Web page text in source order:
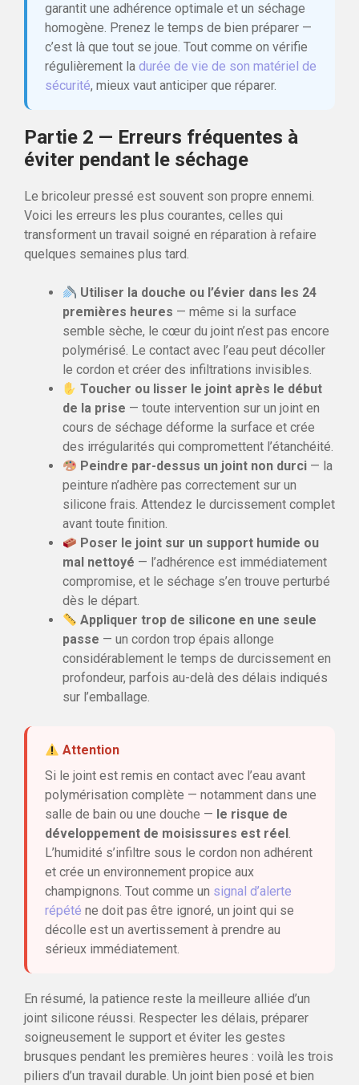
garantit une adhérence optimale et un séchage
homogène. Prenez le temps de bien préparer —
c’est là que tout se joue. Tout comme on vérifie
régulièrement la durée de vie de son matériel de
sécurité, mieux vaut anticiper que réparer.
Partie 2 — Erreurs fréquentes à
éviter pendant le séchage
Le bricoleur pressé est souvent son propre ennemi.
Voici les erreurs les plus courantes, celles qui
transforment un travail soigné en réparation à refaire
quelques semaines plus tard.
Utiliser la douche ou l’évier dans les 24
premières heures — même si la surface
semble sèche, le cœur du joint n’est pas encore
polymérisé. Le contact avec l’eau peut décoller
le cordon et créer des infiltrations invisibles.
Toucher ou lisser le joint après le début
de la prise — toute intervention sur un joint en
cours de séchage déforme la surface et crée
des irrégularités qui compromettent l’étanchéité.
Peindre par-dessus un joint non durci — la
peinture n’adhère pas correctement sur un
silicone frais. Attendez le durcissement complet
avant toute finition.
Poser le joint sur un support humide ou
mal nettoyé — l’adhérence est immédiatement
compromise, et le séchage s’en trouve perturbé
dès le départ.
Appliquer trop de silicone en une seule
passe — un cordon trop épais allonge
considérablement le temps de durcissement en
profondeur, parfois au-delà des délais indiqués
sur l’emballage.
Attention
Si le joint est remis en contact avec l’eau avant
polymérisation complète — notamment dans une
salle de bain ou une douche — le risque de
développement de moisissures est réel .
L’humidité s’infiltre sous le cordon non adhérent
et crée un environnement propice aux
champignons. Tout comme un signal d’alerte
répété ne doit pas être ignoré, un joint qui se
décolle est un avertissement à prendre au
sérieux immédiatement.
En résumé, la patience reste la meilleure alliée d’un
joint silicone réussi. Respecter les délais, préparer
soigneusement le support et éviter les gestes
brusques pendant les premières heures : voilà les trois
piliers d’un travail durable. Un joint bien posé et bien